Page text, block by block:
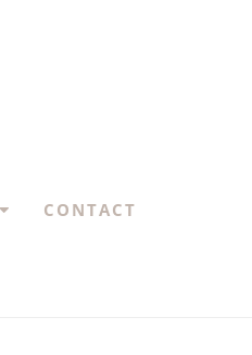
CONTACT